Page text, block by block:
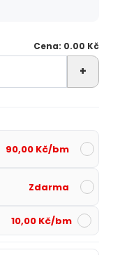
Cena: 0.00 Kč
+
90,00 Kč/bm
Zdarma
10,00 Kč/bm